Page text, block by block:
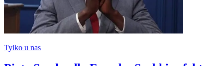
Tylko u nas